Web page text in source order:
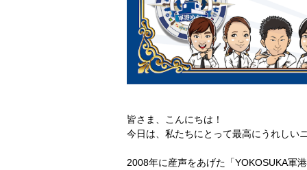
皆さま、こんにちは！
今日は、私たちにとって最高にうれしい
2008年に産声をあげた「YOKOSUKA軍